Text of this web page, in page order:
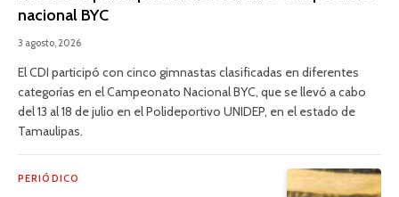
nacional BYC
3 agosto, 2026
El CDI participó con cinco gimnastas clasificadas en diferentes
categorías en el Campeonato Nacional BYC, que se llevó a cabo
del 13 al 18 de julio en el Polideportivo UNIDEP, en el estado de
Tamaulipas.
PERIÓDICO